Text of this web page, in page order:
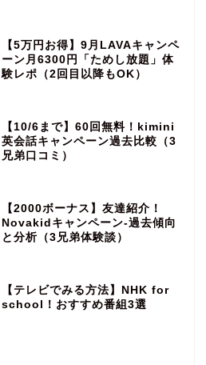
【5万円お得】9月LAVAキャンペ
ーン月6300円「ためし放題」体
験レポ（2回目以降もOK）
【10/6まで】60回無料！kimini
英会話キャンペーン過去比較（3
兄弟口コミ）
【2000ボーナス】友達紹介！
Novakidキャンペーン‐過去傾向
と分析（3兄弟体験談）
【テレビでみる方法】NHK for
school！おすすめ番組3選